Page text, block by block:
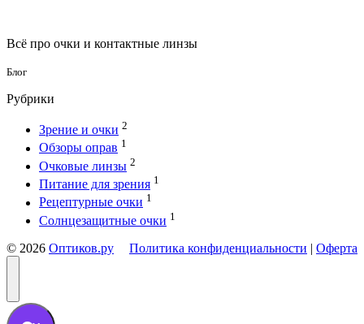
Всё про очки и контактные линзы
Блог
Рубрики
Зрение и очки 2
Обзоры оправ 1
Очковые линзы 2
Питание для зрения 1
Рецептурные очки 1
Солнцезащитные очки 1
© 2026 Оптиков.ру Политика конфиденциальности | Оферта